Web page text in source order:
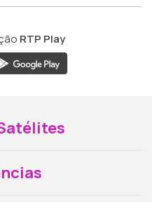
RTP Play